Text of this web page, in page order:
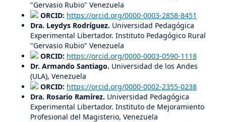
"Gervasio Rubio" Venezuela
ORCID: https://orcid.org/0000-0003-2858-8451
Dra. Leydys Rodríguez. Universidad Pedagógica
Experimental Libertador. Instituto Pedagógico Rural
"Gervasio Rubio" Venezuela
ORCID: https://orcid.org/0000-0003-0590-1118
Dr. Armando Santiago. Universidad de los Andes
(ULA), Venezuela
ORCID: https://orcid.org/0000-0002-2355-0238
Dra. Rosario Ramírez. Universidad Pedagógica
Experimental Libertador. Instituto de Mejoramiento
Profesional del Magisterio, Venezuela